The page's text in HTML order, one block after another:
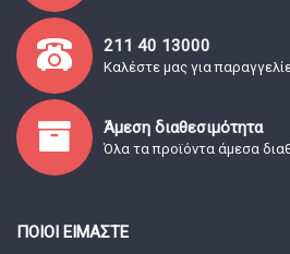
211 40 13000
Καλέστε μας για
Άμεση διαθεσιμότητα
Όλα τα προϊόντα άμεσα
ΠΟΙΟΊ ΕΊΜΑΣΤΕ